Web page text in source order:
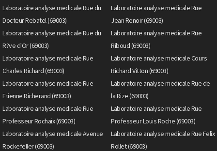
Laboratoire analyse medicale Rue du
Docteur Rebatel (69003)
Laboratoire analyse medicale Rue
Jean Renoir (69003)
Laboratoire analyse medicale Rue du
R?ve d'Or (69003)
Laboratoire analyse medicale Rue
Riboud (69003)
Laboratoire analyse medicale Rue
Charles Richard (69003)
Laboratoire analyse medicale Cours
Richard Vitton (69003)
Laboratoire analyse medicale Rue
Etienne Richerand (69003)
Laboratoire analyse medicale Rue de
la Rize (69003)
Laboratoire analyse medicale Rue
Professeur Rochaix (69003)
Laboratoire analyse medicale Rue
Professeur Louis Roche (69003)
Laboratoire analyse medicale Avenue
Rockefeller (69003)
Laboratoire analyse medicale Rue Felix
Rollet (69003)